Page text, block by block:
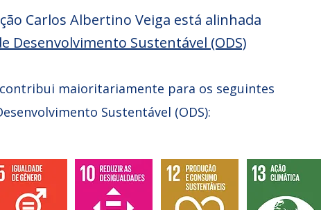
Carlos Albertino Veiga está alinhada
Desenvolvimento Sustentável (ODS)
maioritariamente para os seguintes
Sustentável (ODS):